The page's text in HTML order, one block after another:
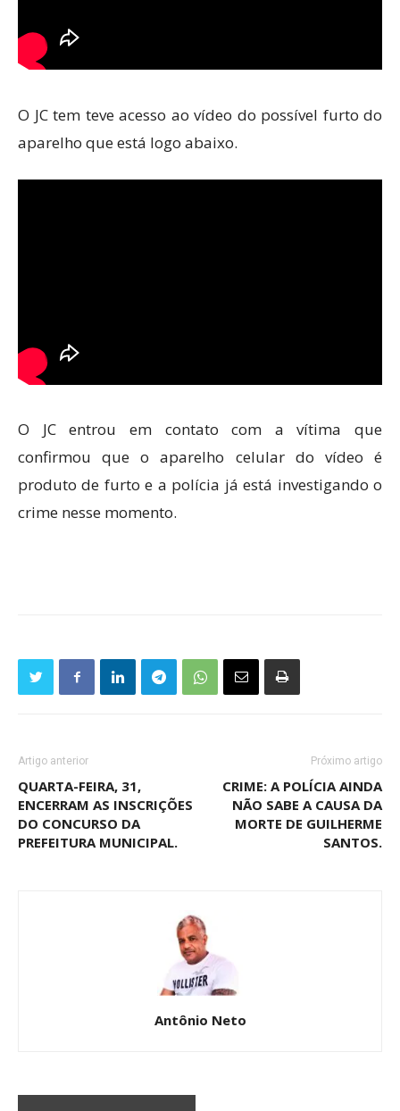
O JC tem teve acesso ao vídeo do possível furto do
aparelho que está logo abaixo.
O JC entrou em contato com a vítima que
confirmou que o aparelho celular do vídeo é
produto de furto e a polícia já está investigando o
crime nesse momento.
Artigo anterior
QUARTA-FEIRA, 31,
ENCERRAM AS INSCRIÇÕES
DO CONCURSO DA
PREFEITURA MUNICIPAL.
Próximo artigo
CRIME: A POLÍCIA AINDA
NÃO SABE A CAUSA DA
MORTE DE GUILHERME
SANTOS.
Antônio Neto